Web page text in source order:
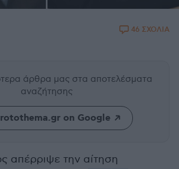
46 ΣΧΟΛΙΑ
άρθρα μας στα αποτελέσματα
αναζήτησης
on Google
απέρριψε την αίτηση